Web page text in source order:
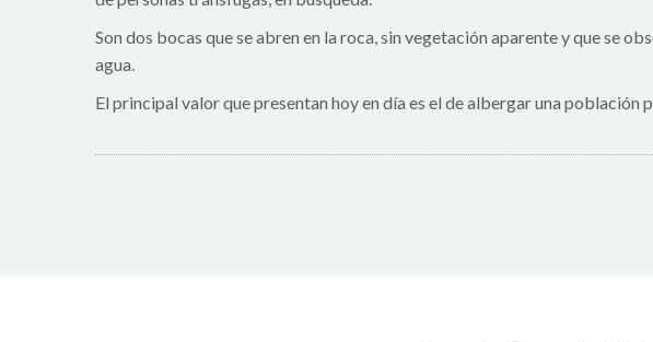
Son dos bocas que se abren en la roca, sin vegetación aparente y que se
agua.
El principal valor que presentan hoy en día es el de albergar una